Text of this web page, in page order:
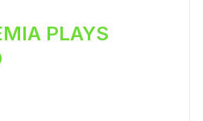
PLAYS